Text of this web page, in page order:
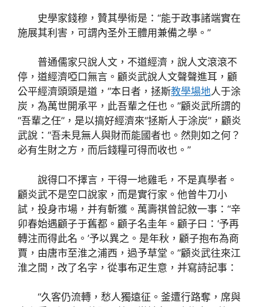
史學家錢穆，贊其學術是：“能于政事諸端實在
施展其利害，可謂內圣外王體用兼備之學。”
普通儒家只說人文，不道經濟，說人文滾滾不
停，道經濟啞口無言。顧炎武說人文聲聲進耳，顧
公平經濟頭頭是道，“本日者，拯斯教學場地人于涂
炭，為萬世開承平，此吾輩之任也。”顧炎武所謂的
“吾輩之任”，是以搞好經濟來“拯斯人于涂炭”，顧炎
武說：“吾未見無人與財而能國者也。然則如之何？
必有生財之方，而后錢糧可得而收也。”
說得口不擇言，干得一地雞毛，不是真學者。
顧炎武不是空口說家，而是實行家。他曾牛刀小
試，投身市場，并有斬獲。萬壽祺曾記敘一事：“辛
卯春始遇顧子于舊都。顧子名圭年。顧子曰：‘予再
轉注而得此名。’予以異之。是年秋，顧子抱布為商
賈，由唐市至淮之浦西，過予草堂。”顧炎武往來江
淮之間，改了名字，從事布疋生意，并寫詩記事：
“久客仍流轉，愁人獨遠征。釜遭行路奪，席與